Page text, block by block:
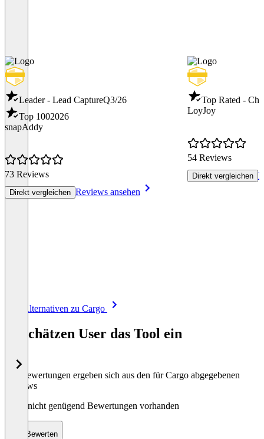
Leader - Lead CaptureQ3/26
Top 1002026
snapAddy
73 Reviews
Direkt vergleichen Reviews ansehen
Top Rated -
LoyJoy
54 Reviews
Direkt vergleichen
Alle Alternativen zu Cargo
So schätzen User das Tool ein
Die Bewertungen ergeben sich aus den für Cargo abgegebenen
Reviews
Noch nicht genügend Bewertungen vorhanden
Bewerten